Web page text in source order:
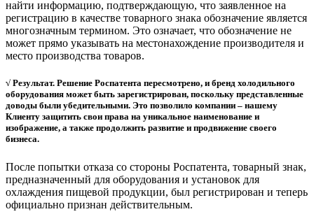
найти информацию, подтверждающую, что заявленное на
регистрацию в качестве товарного знака обозначение является
многозначным термином. Это означает, что обозначение не
может прямо указывать на местонахождение производителя и
место производства товаров.
√ Результат. Решение Роспатента пересмотрено, и бренд холодильного
оборудования может быть зарегистрирован, поскольку представленные
доводы были убедительными. Это позволило компании – нашему
Клиенту защитить свои права на уникальное наименование и
изображение, а также продолжить развитие и продвижение своего
бизнеса.
После попытки отказа со стороны Роспатента, товарный знак,
предназначенный для оборудования и установок для
охлаждения пищевой продукции, был регистрирован и теперь
официально признан действительным.